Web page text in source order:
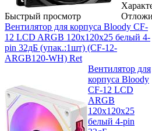
Быстрый просмотр
Вентилятор для корпуса Bloody CF-
12 LCD ARGB 120х120x25 белый 4-
pin 32дБ (упак.:1шт) (CF-12-
ARGB120-WH) Ret
Вентилятор для
корпуса Bloody
CF-12 LCD
ARGB
120х120x25
белый 4-pin